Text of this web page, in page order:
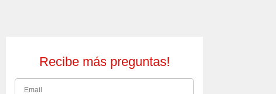
Recibe más preguntas!